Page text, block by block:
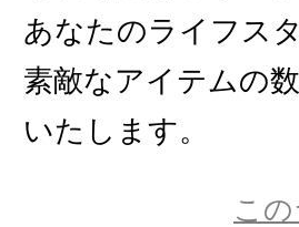
あなたのライフス
素敵なアイテムの
いたします。
こ